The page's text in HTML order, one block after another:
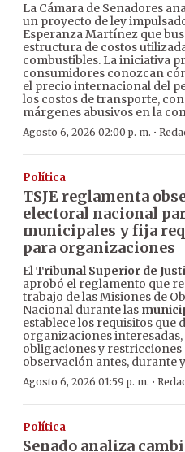
La Cámara de Senadores
un proyecto de ley
Esperanza Martínez que
estructura de costos
combustibles. La iniciativa
consumidores conozcan
el precio internacional del
los costos de transporte,
márgenes abusivos en la
Agosto 6, 2026 02:00 p. m. ·
Política
TSJE reglamenta
electoral nacional
municipales y fija
para organizaciones
ElTribunal Superior de
aprobó el reglamento que
trabajo de las Misiones de
Nacional durante las
establece los requisitos que
organizaciones
obligaciones y
observación antes, durante
Agosto 6, 2026 01:59 p. m. ·
Política
Senado analiza